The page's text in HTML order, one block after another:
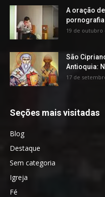
A oração
pornografia
19 de outubro
São
Antioquia:
17 de
Seções mais visitadas
Blog
Destaque
Sem categoria
Igreja
Fé